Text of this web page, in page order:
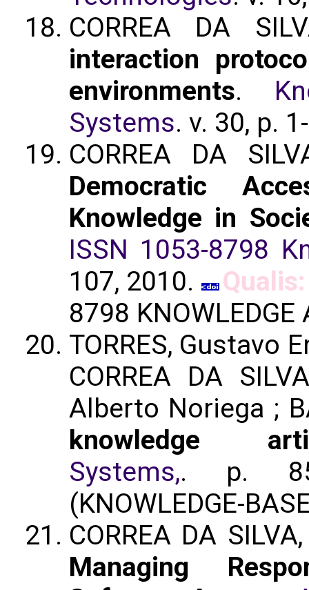
CORREA DA
interaction
environments.
Systems. v. 30, p.
CORREA DA
Democratic
Knowledge in
ISSN 1053-8798
107, 2010.
8798 KNOWLEDGE
TORRES, Gustavo
CORREA DA
Alberto Noriega ;
knowledge
Systems,. p.
(KNOWLEDGE-
CORREA DA
Managing